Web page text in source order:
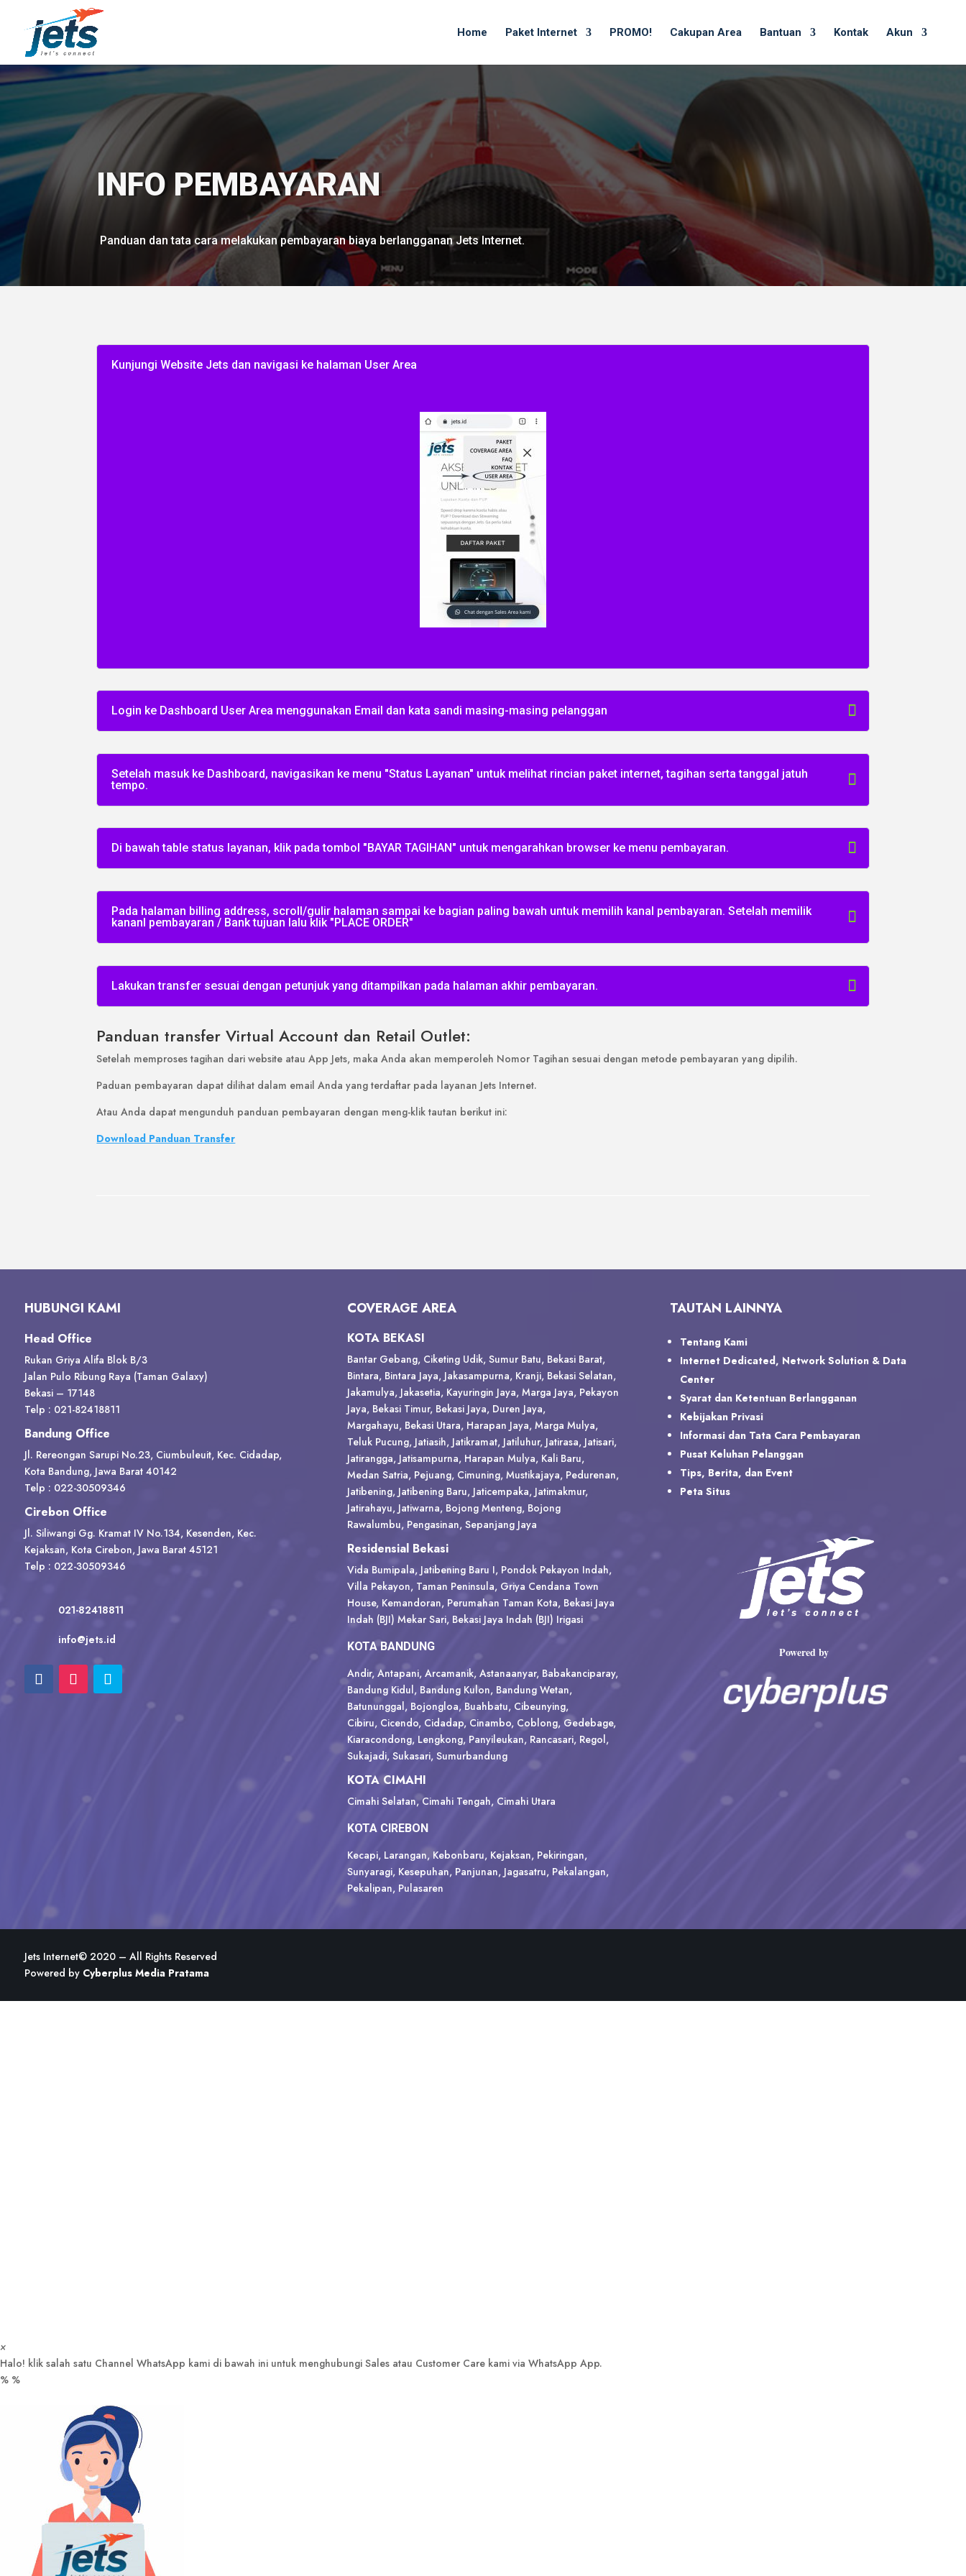
Home Paket Internet PROMO! Cakupan Area Bantuan Kontak Akun
INFO PEMBAYARAN
Panduan dan tata cara melakukan pembayaran biaya berlangganan Jets Internet.
Kunjungi Website Jets dan navigasi ke halaman User Area
Login ke Dashboard User Area menggunakan Email dan kata sandi masing-masing pelanggan
Setelah masuk ke Dashboard, navigasikan ke menu "Status Layanan" untuk melihat rincian paket internet, tagihan serta tanggal jatuh
tempo.
Di bawah table status layanan, klik pada tombol "BAYAR TAGIHAN" untuk mengarahkan browser ke menu pembayaran.
Pada halaman billing address, scroll/gulir halaman sampai ke bagian paling bawah untuk memilih kanal pembayaran. Setelah memilik
kananl pembayaran / Bank tujuan lalu klik "PLACE ORDER"
Lakukan transfer sesuai dengan petunjuk yang ditampilkan pada halaman akhir pembayaran.
Panduan transfer Virtual Account dan Retail Outlet:
Setelah memproses tagihan dari website atau App Jets, maka Anda akan memperoleh Nomor Tagihan sesuai dengan metode pembayaran yang dipilih.
Paduan pembayaran dapat dilihat dalam email Anda yang terdaftar pada layanan Jets Internet.
Atau Anda dapat mengunduh panduan pembayaran dengan meng-klik tautan berikut ini:
Download Panduan Transfer
HUBUNGI KAMI
Head Office
Rukan Griya Alifa Blok B/3
Jalan Pulo Ribung Raya (Taman Galaxy)
Bekasi – 17148
Telp : 021-82418811
Bandung Office
Jl. Rereongan Sarupi No.23, Ciumbuleuit, Kec. Cidadap,
Kota Bandung, Jawa Barat 40142
Telp : 022-30509346
Cirebon Office
Jl. Siliwangi Gg. Kramat IV No.134, Kesenden, Kec.
Kejaksan, Kota Cirebon, Jawa Barat 45121
Telp : 022-30509346
021-82418811
info@jets.id
COVERAGE AREA
KOTA BEKASI
Bantar Gebang, Ciketing Udik, Sumur Batu, Bekasi Barat,
Bintara, Bintara Jaya, Jakasampurna, Kranji, Bekasi Selatan,
Jakamulya, Jakasetia, Kayuringin Jaya, Marga Jaya, Pekayon
Jaya, Bekasi Timur, Bekasi Jaya, Duren Jaya,
Margahayu, Bekasi Utara, Harapan Jaya, Marga Mulya,
Teluk Pucung, Jatiasih, Jatikramat, Jatiluhur, Jatirasa, Jatisari,
Jatirangga, Jatisampurna, Harapan Mulya, Kali Baru,
Medan Satria, Pejuang, Cimuning, Mustikajaya, Pedurenan,
Jatibening, Jatibening Baru, Jaticempaka, Jatimakmur,
Jatirahayu, Jatiwarna, Bojong Menteng, Bojong
Rawalumbu, Pengasinan, Sepanjang Jaya
Residensial Bekasi
Vida Bumipala, Jatibening Baru I, Pondok Pekayon Indah,
Villa Pekayon, Taman Peninsula, Griya Cendana Town
House, Kemandoran, Perumahan Taman Kota, Bekasi Jaya
Indah (BJI) Mekar Sari, Bekasi Jaya Indah (BJI) Irigasi
KOTA BANDUNG
Andir, Antapani, Arcamanik, Astanaanyar, Babakanciparay,
Bandung Kidul, Bandung Kulon, Bandung Wetan,
Batununggal, Bojongloa, Buahbatu, Cibeunying,
Cibiru, Cicendo, Cidadap, Cinambo, Coblong, Gedebage,
Kiaracondong, Lengkong, Panyileukan, Rancasari, Regol,
Sukajadi, Sukasari, Sumurbandung
KOTA CIMAHI
Cimahi Selatan, Cimahi Tengah, Cimahi Utara
KOTA CIREBON
Kecapi, Larangan, Kebonbaru, Kejaksan, Pekiringan,
Sunyaragi, Kesepuhan, Panjunan, Jagasatru, Pekalangan,
Pekalipan, Pulasaren
TAUTAN LAINNYA
Tentang Kami
Internet Dedicated, Network Solution & Data
Center
Syarat dan Ketentuan Berlangganan
Kebijakan Privasi
Informasi dan Tata Cara Pembayaran
Pusat Keluhan Pelanggan
Tips, Berita, dan Event
Peta Situs
Powered by
Jets Internet© 2020 – All Rights Reserved
Powered by Cyberplus Media Pratama
×
Halo! klik salah satu Channel WhatsApp kami di bawah ini untuk menghubungi Sales atau Customer Care kami via WhatsApp App.
% %